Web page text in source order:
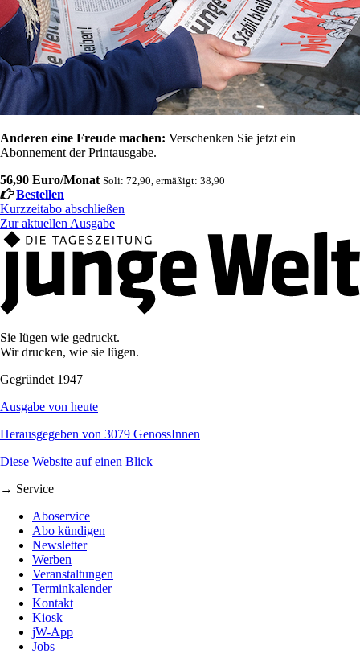
Anderen eine Freude machen: Verschenken Sie jetzt ein
Abonnement der Printausgabe.
56,90 Euro/Monat Soli: 72,90, ermäßigt: 38,90
Bestellen
Kurzzeitabo abschließen
Zur aktuellen Ausgabe
Sie lügen wie gedruckt.
Wir drucken, wie sie lügen.
Gegründet 1947
Ausgabe von heute
Herausgegeben von 3079 GenossInnen
Diese Website auf einen Blick
→ Service
Aboservice
Abo kündigen
Newsletter
Werben
Veranstaltungen
Terminkalender
Kontakt
Kiosk
jW-App
Jobs